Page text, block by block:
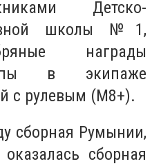
Детско-
школы №1,
награды
в экипаже
с рулевым (М8+).
сборная Румынии,
сборная